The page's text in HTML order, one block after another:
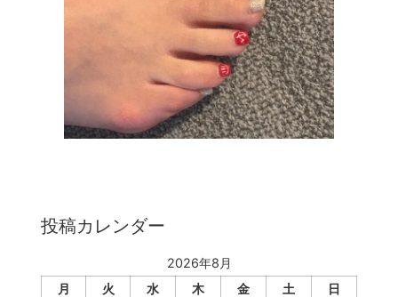
投稿カレンダー
2026年8月
月
火 水 木 金 土
日